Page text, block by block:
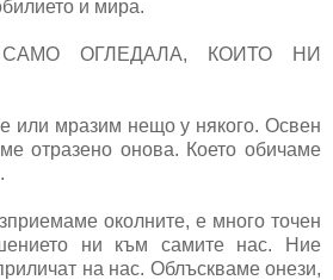
и мира.
ОГЛЕДАЛА, КОИТО НИ
или мразим нещо у някого. Освен
отразено онова. Което обичаме
околните, е много точен
ни към самите нас. Ние
на нас. Облъскваме онези,